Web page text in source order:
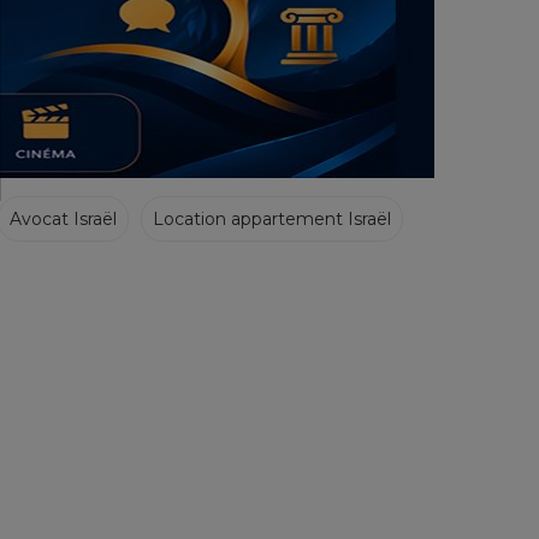
Avocat Israël Location appartement Israël